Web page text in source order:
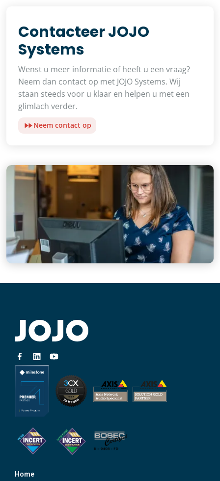
Contacteer JOJO
Systems
Wenst u meer informatie of heeft u een vraag?
Neem dan contact op met JOJO Systems. Wij
staan steeds voor u klaar en helpen u met een
glimlach verder.
Neem contact op
Home